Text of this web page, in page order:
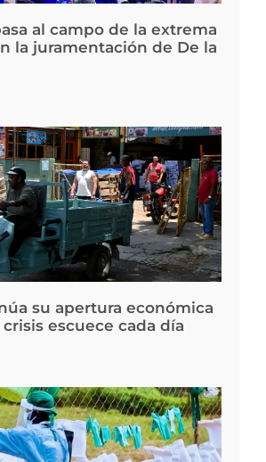
al campo de la extrema
la juramentación de De la
su apertura económica
escuece cada día